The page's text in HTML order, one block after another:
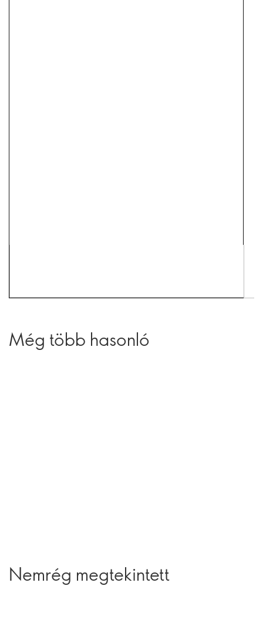
Még több hasonló
Nemrég megtekintett